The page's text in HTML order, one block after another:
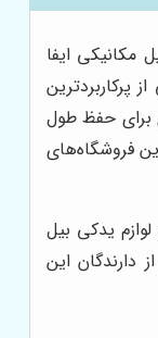
مکانیکی ایفا
پرکاربردترین
برای حفظ طول
فروشگاه‌های
یدکی بیل
این